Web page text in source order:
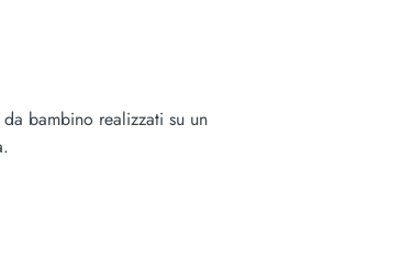
bambino realizzati su un